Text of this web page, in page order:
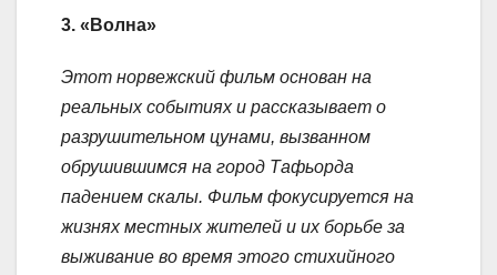
3. «Волна»
Этот норвежский фильм основан на
реальных событиях и рассказывает о
разрушительном цунами, вызванном
обрушившимся на город Тафьорда
падением скалы. Фильм фокусируется на
жизнях местных жителей и их борьбе за
выживание во время этого стихийного